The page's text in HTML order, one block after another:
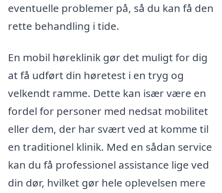
eventuelle problemer på, så du kan få den
rette behandling i tide.
En mobil høreklinik gør det muligt for dig
at få udført din høretest i en tryg og
velkendt ramme. Dette kan især være en
fordel for personer med nedsat mobilitet
eller dem, der har svært ved at komme til
en traditionel klinik. Med en sådan service
kan du få professionel assistance lige ved
din dør, hvilket gør hele oplevelsen mere